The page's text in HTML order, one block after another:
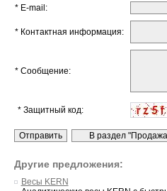
* E-mail:
* Контактная информация:
* Сообщение:
* Защитный код:
Другие предложения:
Весы KERN